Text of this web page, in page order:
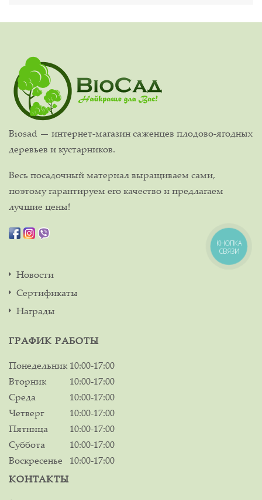
Biosad — интернет-магазин саженцев плодово-ягодных
деревьев и кустарников.
Весь посадочный материал выращиваем сами,
поэтому гарантируем его качество и предлагаем
лучшие цены!
Новости
Сертификаты
Награды
ГРАФИК РАБОТЫ
Понедельник 10:00-17:00
Вторник
10:00-17:00
Среда
10:00-17:00
Четверг
10:00-17:00
Пятница
10:00-17:00
Суббота
10:00-17:00
Воскресенье
10:00-17:00
КОНТАКТЫ
КНОПКА
СВЯЗИ